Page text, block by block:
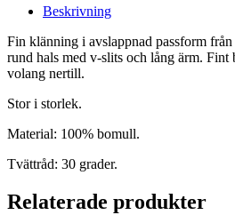
Beskrivning
Fin klänning i avslappnad passform
rund hals med v-slits och lång ärm. Fint
volang nertill.
Stor i storlek.
Material: 100% bomull.
Tvättråd: 30 grader.
Relaterade produkter